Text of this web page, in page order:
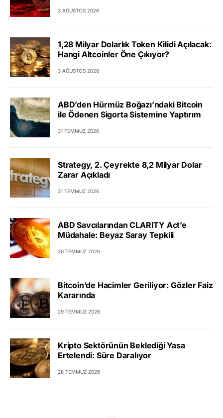
3 AĞUSTOS 2026
1,28 Milyar Dolarlık Token Kilidi Açılacak:
Hangi Altcoinler Öne Çıkıyor?
3 AĞUSTOS 2026
ABD’den Hürmüz Boğazı’ndaki Bitcoin
ile Ödenen Sigorta Sistemine Yaptırım
31 TEMMUZ 2026
Strategy, 2. Çeyrekte 8,2 Milyar Dolar
Zarar Açıkladı
31 TEMMUZ 2026
ABD Savcılarından CLARITY Act’e
Müdahale: Beyaz Saray Tepkili
30 TEMMUZ 2026
Bitcoin’de Hacimler Geriliyor: Gözler Faiz
Kararında
29 TEMMUZ 2026
Kripto Sektörünün Beklediği Yasa
Ertelendi: Süre Daralıyor
28 TEMMUZ 2026